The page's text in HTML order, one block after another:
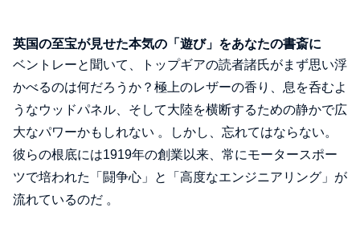
英国の至宝が見せた本気の「遊び」をあなたの書斎に
ベントレーと聞いて、トップギアの読者諸氏がまず思い浮
かべるのは何だろうか？極上のレザーの香り、息を呑むよ
うなウッドパネル、そして大陸を横断するための静かで広
大なパワーかもしれない 。しかし、忘れてはならない。
彼らの根底には1919年の創業以来、常にモータースポー
ツで培われた「闘争心」と「高度なエンジニアリング」が
流れているのだ 。